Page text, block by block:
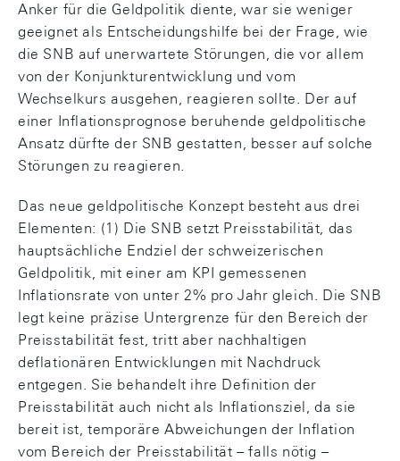
Anker für die Geldpolitik diente, war sie weniger
geeignet als Entscheidungshilfe bei der Frage, wie
die SNB auf unerwartete Störungen, die vor allem
von der Konjunkturentwicklung und vom
Wechselkurs ausgehen, reagieren sollte. Der auf
einer Inflationsprognose beruhende geldpolitische
Ansatz dürfte der SNB gestatten, besser auf solche
Störungen zu reagieren.
Das neue geldpolitische Konzept besteht aus drei
Elementen: (1) Die SNB setzt Preisstabilität, das
hauptsächliche Endziel der schweizerischen
Geldpolitik, mit einer am KPI gemessenen
Inflationsrate von unter 2% pro Jahr gleich. Die SNB
legt keine präzise Untergrenze für den Bereich der
Preisstabilität fest, tritt aber nachhaltigen
deflationären Entwicklungen mit Nachdruck
entgegen. Sie behandelt ihre Definition der
Preisstabilität auch nicht als Inflationsziel, da sie
bereit ist, temporäre Abweichungen der Inflation
vom Bereich der Preisstabilität – falls nötig –